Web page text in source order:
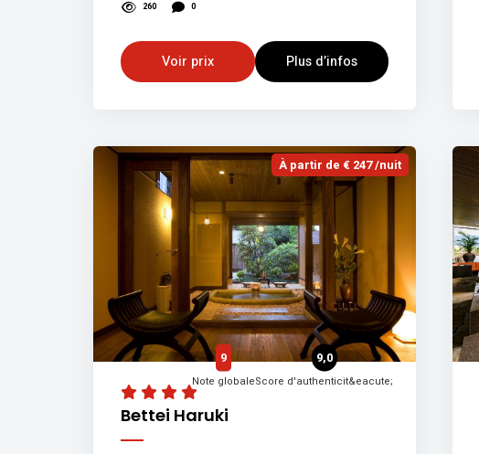
260 0
Voir prix Plus d’infos
À partir de € 247 /nuit
Bettei Haruki
9
Note globale
9,0
Score d'authenticit&eacute;